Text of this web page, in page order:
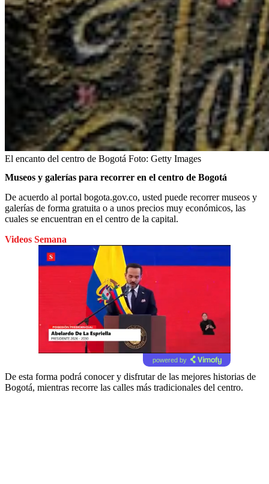
El encanto del centro de Bogotá Foto: Getty Images
Museos y galerías para recorrer en el centro de Bogotá
De acuerdo al portal bogota.gov.co, usted puede recorrer museos y
galerías de forma gratuita o a unos precios muy económicos, las
cuales se encuentran en el centro de la capital.
Videos Semana
powered by
De esta forma podrá conocer y disfrutar de las mejores historias de
Bogotá, mientras recorre las calles más tradicionales del centro.